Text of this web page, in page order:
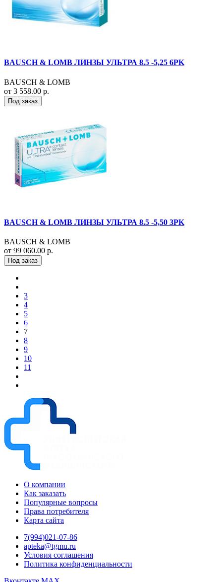
BAUSCH & LOMB ЛИНЗЫ УЛЬТРА 8.5 -5,25 6PK
BAUSCH & LOMB
от 3 558.00 р.
Под заказ
BAUSCH & LOMB ЛИНЗЫ УЛЬТРА 8.5 -5,50 3PK
BAUSCH & LOMB
от 99 060.00 р.
Под заказ
3
4
5
6
7
8
9
10
11
О компании
Как заказать
Популярные вопросы
Права потребителя
Карта сайта
7(994)021-07-86
apteka@tgmu.ru
Условия соглашения
Политика конфиденциальности